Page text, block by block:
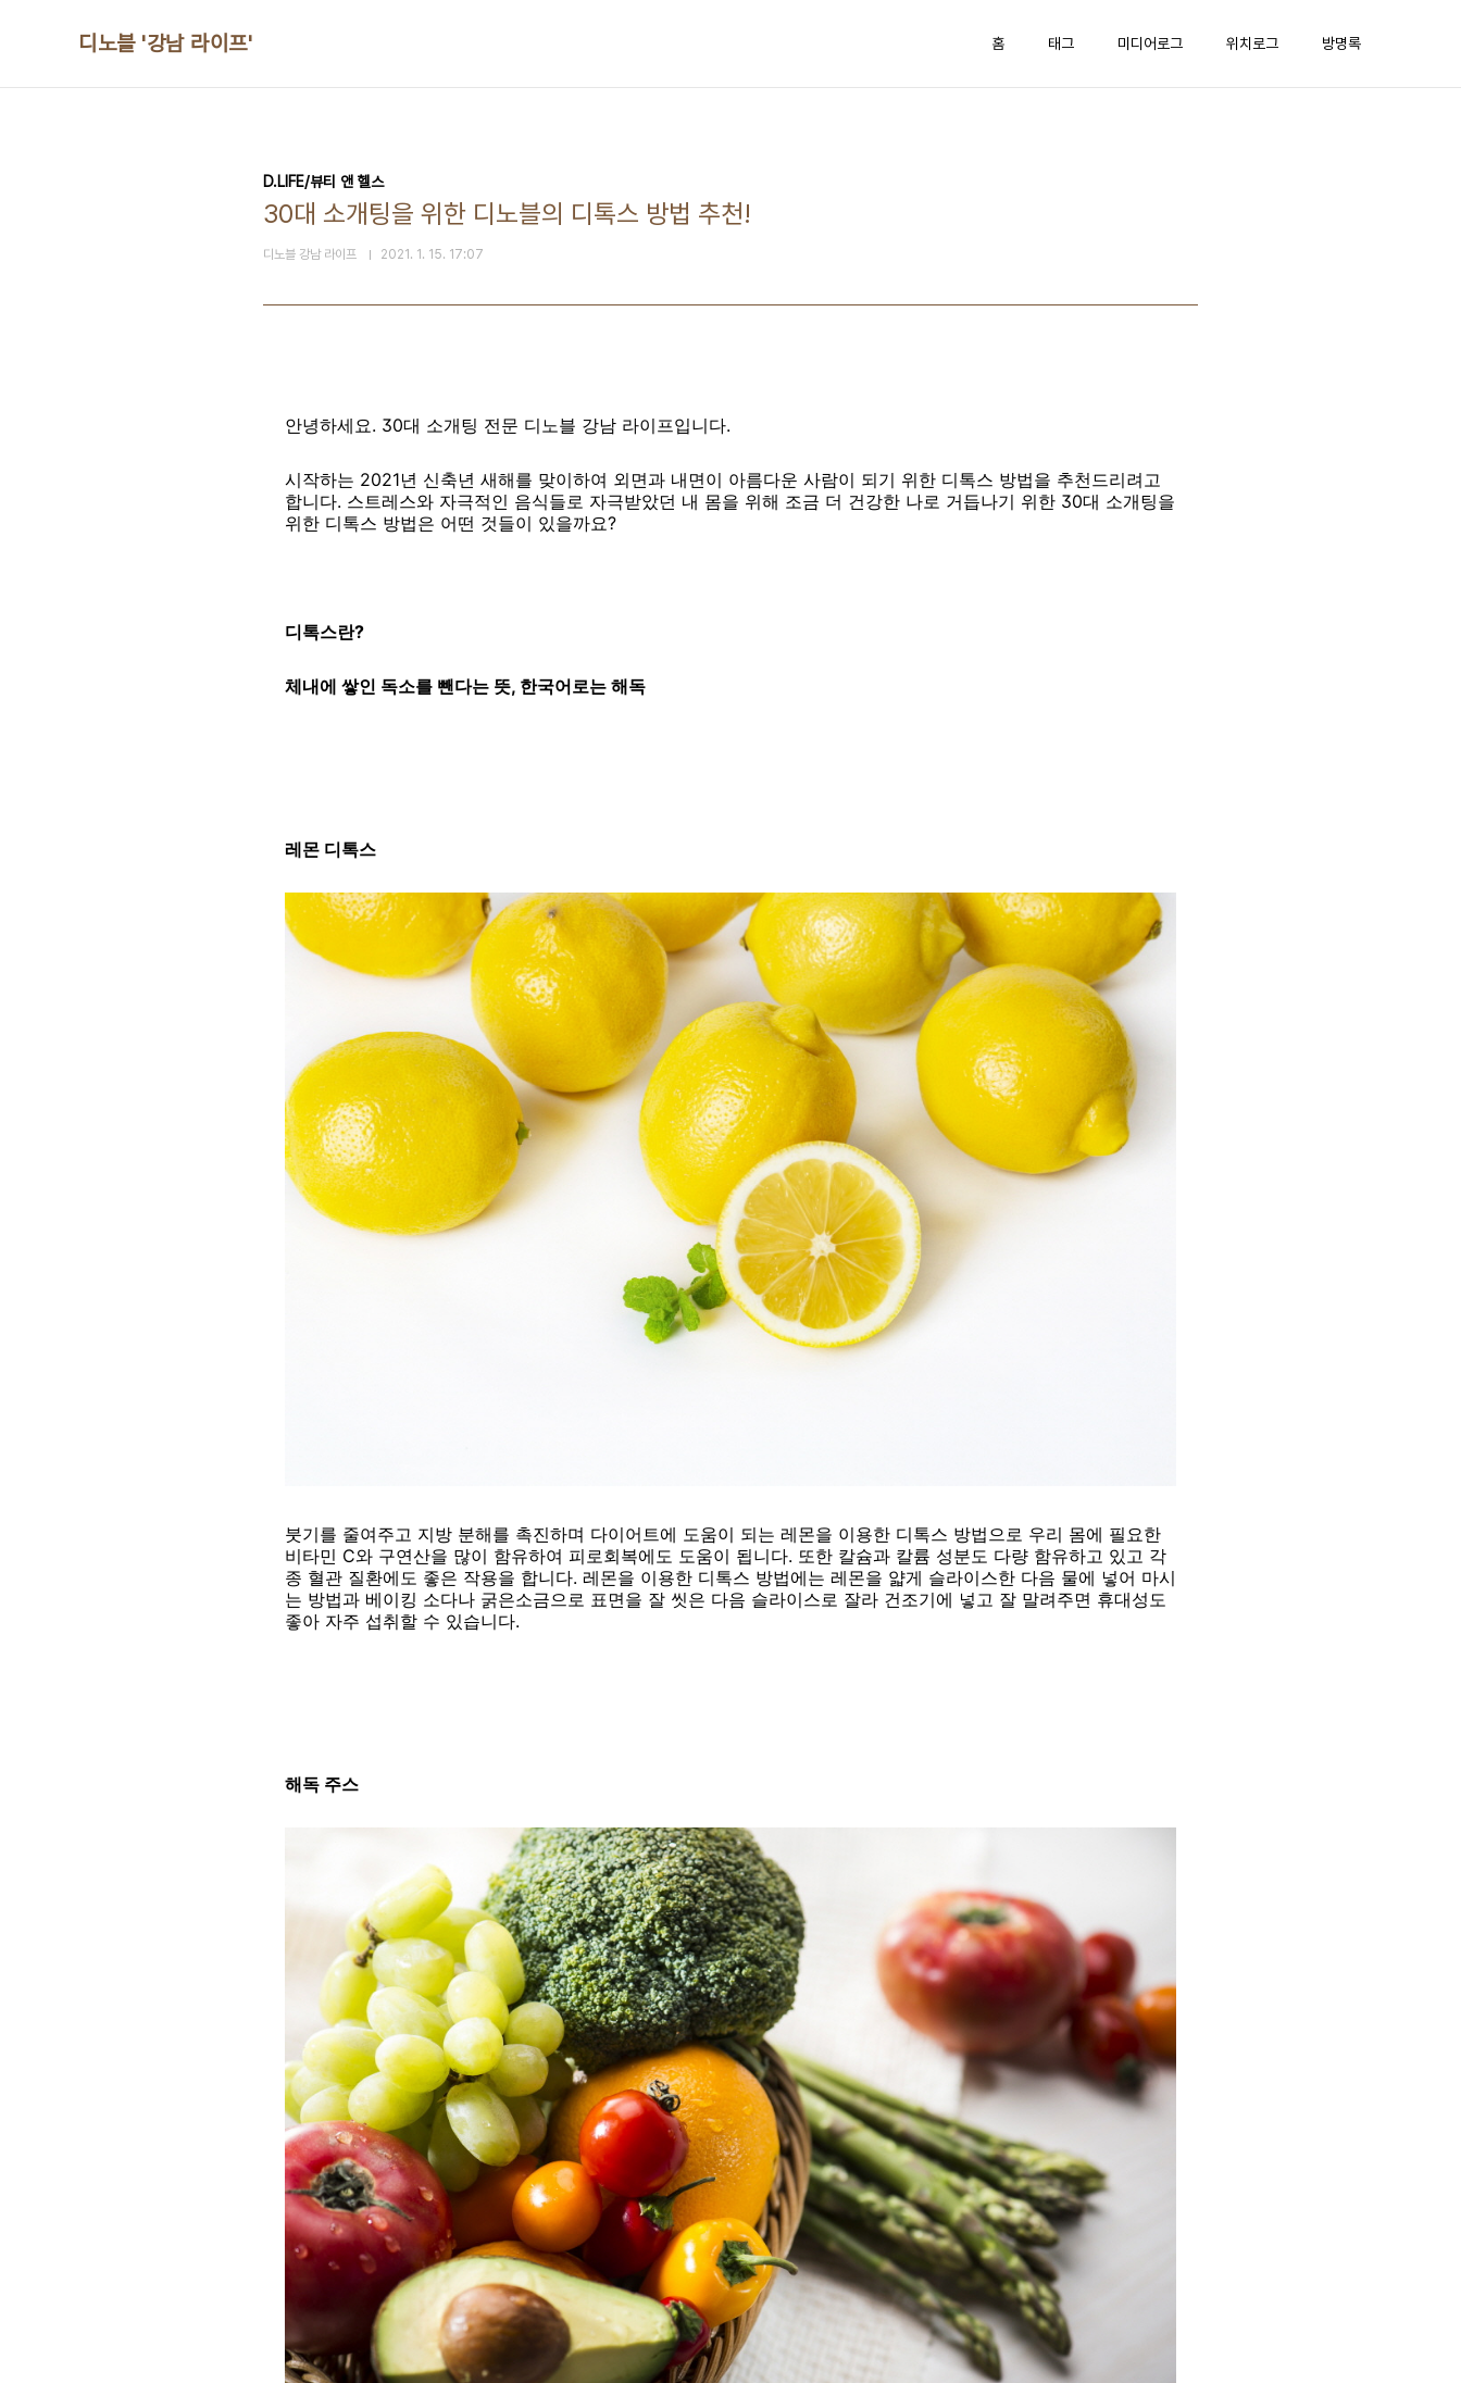
디노블 '강남 라이프' 홈 태그 미디어로그 위치로그 방명록
D.LIFE/뷰티 앤 헬스
30대 소개팅을 위한 디노블의 디톡스 방법 추천!
디노블 강남 라이프 2021. 1. 15. 17:07
안녕하세요. 30대 소개팅 전문 디노블 강남 라이프입니다.
시작하는 2021년 신축년 새해를 맞이하여 외면과 내면이 아름다운 사람이 되기 위한 디톡스 방법을 추천드리려고
합니다. 스트레스와 자극적인 음식들로 자극받았던 내 몸을 위해 조금 더 건강한 나로 거듭나기 위한 30대 소개팅을
위한 디톡스 방법은 어떤 것들이 있을까요?
디톡스란?
체내에 쌓인 독소를 뺀다는 뜻, 한국어로는 해독
레몬 디톡스
붓기를 줄여주고 지방 분해를 촉진하며 다이어트에 도움이 되는 레몬을 이용한 디톡스 방법으로 우리 몸에 필요한
비타민 C와 구연산을 많이 함유하여 피로회복에도 도움이 됩니다. 또한 칼슘과 칼륨 성분도 다량 함유하고 있고 각
종 혈관 질환에도 좋은 작용을 합니다. 레몬을 이용한 디톡스 방법에는 레몬을 얇게 슬라이스한 다음 물에 넣어 마시
는 방법과 베이킹 소다나 굵은소금으로 표면을 잘 씻은 다음 슬라이스로 잘라 건조기에 넣고 잘 말려주면 휴대성도
좋아 자주 섭취할 수 있습니다.
해독 주스